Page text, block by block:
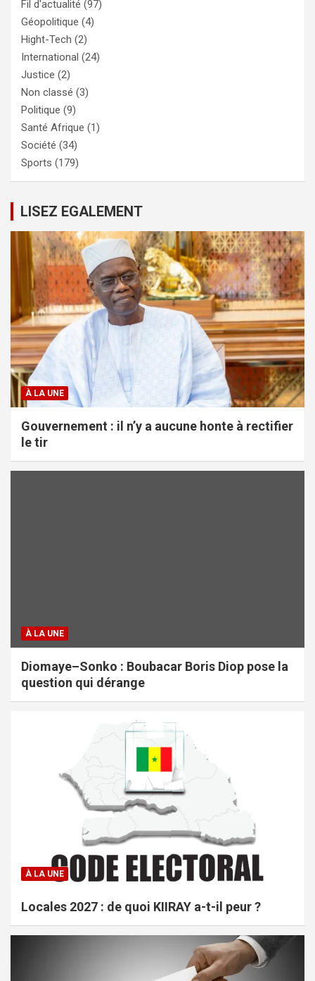
Fil d'actualité (97)
Géopolitique (4)
Hight-Tech (2)
International (24)
Justice (2)
Non classé (3)
Politique (9)
Santé Afrique (1)
Société (34)
Sports (179)
LISEZ EGALEMENT
À LA UNE
Gouvernement : il n’y a aucune honte à rectifier
le tir
À LA UNE
Diomaye–Sonko : Boubacar Boris Diop pose la
question qui dérange
À LA UNE
Locales 2027 : de quoi KIIRAY a-t-il peur ?